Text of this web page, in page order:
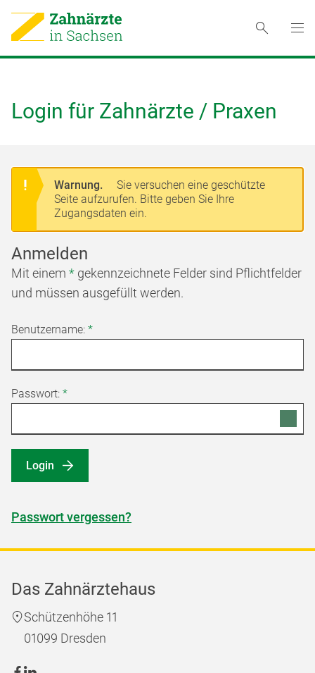
Login für Zahnärzte / Praxen
Warnung.
Sie versuchen eine geschützte
Seite aufzurufen. Bitte geben Sie Ihre
Zugangsdaten ein.
Anmelden
Mit einem * gekennzeichnete Felder sind Pflichtfelder
und müssen ausgefüllt werden.
Benutzername: *
Passwort: *
Login
Passwort vergessen?
Das Zahnärztehaus
Schützenhöhe 11
01099 Dresden